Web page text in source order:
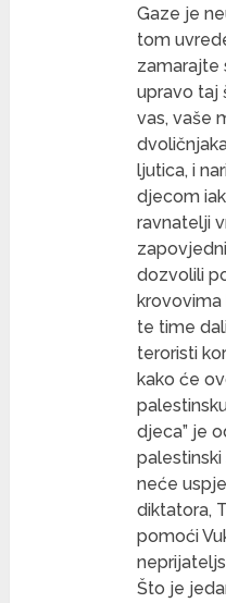
Gaze je
tom
zamarajte
upravo taj
vas, vaše
ljutica, i
djecom
ravnatelji
dozvolili
te time
teroristi
kako će
djeca” je
palestinski
neće
diktatora,
pomoći
Što je